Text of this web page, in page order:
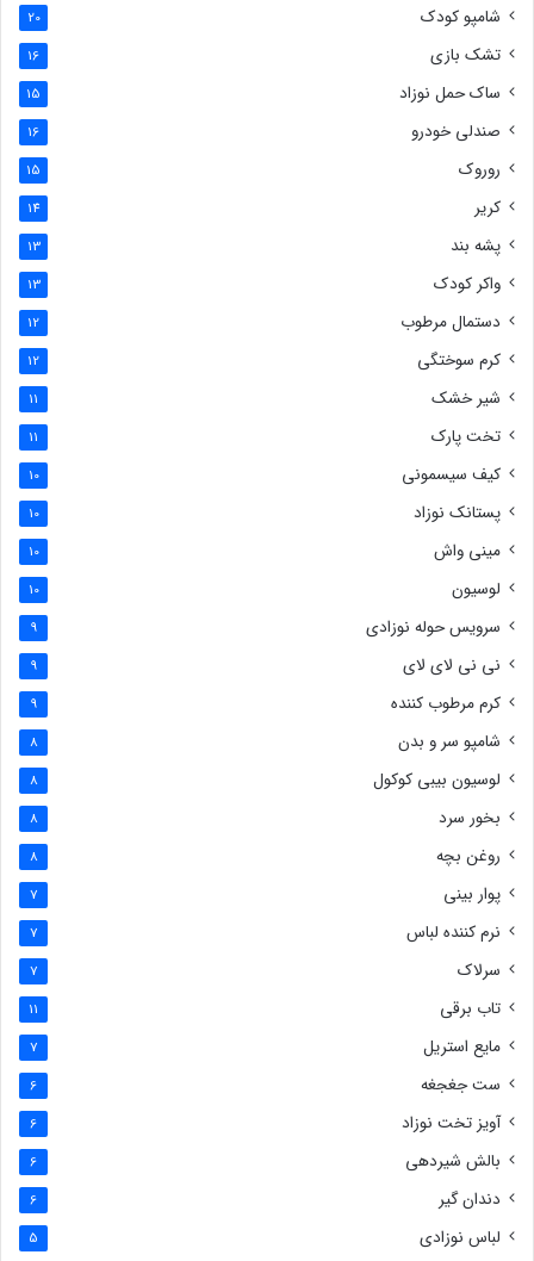
شامپو کودک 20
تشک بازی 16
ساک حمل نوزاد 15
صندلی خودرو 16
روروک 15
کریر 14
پشه بند 13
واکر کودک 13
دستمال مرطوب 12
کرم سوختگی 12
شیر خشک 11
تخت پارک 11
کیف سیسمونی 10
پستانک نوزاد 10
مینی واش 10
لوسیون 10
سرویس حوله نوزادی 9
نی نی لای لای 9
کرم مرطوب کننده 9
شامپو سر و بدن 8
لوسیون بیبی کوکول 8
بخور سرد 8
روغن بچه 8
پوار بینی 7
نرم کننده لباس 7
سرلاک 7
تاب برقی 11
مایع استریل 7
ست جغجغه 6
آویز تخت نوزاد 6
بالش شیردهی 6
دندان گیر 6
لباس نوزادی 5